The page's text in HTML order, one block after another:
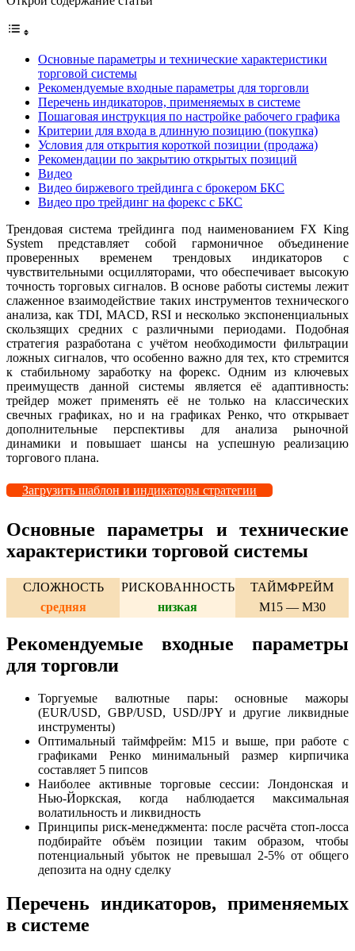
Основные параметры и технические характеристики
торговой системы
Рекомендуемые входные параметры для торговли
Перечень индикаторов, применяемых в системе
Пошаговая инструкция по настройке рабочего графика
Критерии для входа в длинную позицию (покупка)
Условия для открытия короткой позиции (продажа)
Рекомендации по закрытию открытых позиций
Видео
Видео биржевого трейдинга с брокером БКС
Видео про трейдинг на форекс с БКС
Трендовая система трейдинга под наименованием FX King
System представляет собой гармоничное объединение
проверенных временем трендовых индикаторов с
чувствительными осцилляторами, что обеспечивает высокую
точность торговых сигналов. В основе работы системы лежит
слаженное взаимодействие таких инструментов технического
анализа, как TDI, MACD, RSI и несколько экспоненциальных
скользящих средних с различными периодами. Подобная
стратегия разработана с учётом необходимости фильтрации
ложных сигналов, что особенно важно для тех, кто стремится
к стабильному заработку на форекс. Одним из ключевых
преимуществ данной системы является её адаптивность:
трейдер может применять её не только на классических
свечных графиках, но и на графиках Ренко, что открывает
дополнительные перспективы для анализа рыночной
динамики и повышает шансы на успешную реализацию
торгового плана.
Загрузить шаблон и индикаторы стратегии
Основные параметры и технические
характеристики торговой системы
СЛОЖНОСТЬ РИСКОВАННОСТЬ
ТАЙМФРЕЙМ
средняя
низкая M15 — M30
Рекомендуемые входные параметры
для торговли
Торгуемые валютные пары: основные мажоры
(EUR/USD, GBP/USD, USD/JPY и другие ликвидные
инструменты)
Оптимальный таймфрейм: M15 и выше, при работе с
графиками Ренко минимальный размер кирпичика
составляет 5 пипсов
Наиболее активные торговые сессии: Лондонская и
Нью-Йоркская, когда наблюдается максимальная
волатильность и ликвидность
Принципы риск-менеджмента: после расчёта стоп-лосса
подбирайте объём позиции таким образом, чтобы
потенциальный убыток не превышал 2-5% от общего
депозита на одну сделку
Перечень индикаторов, применяемых
в системе